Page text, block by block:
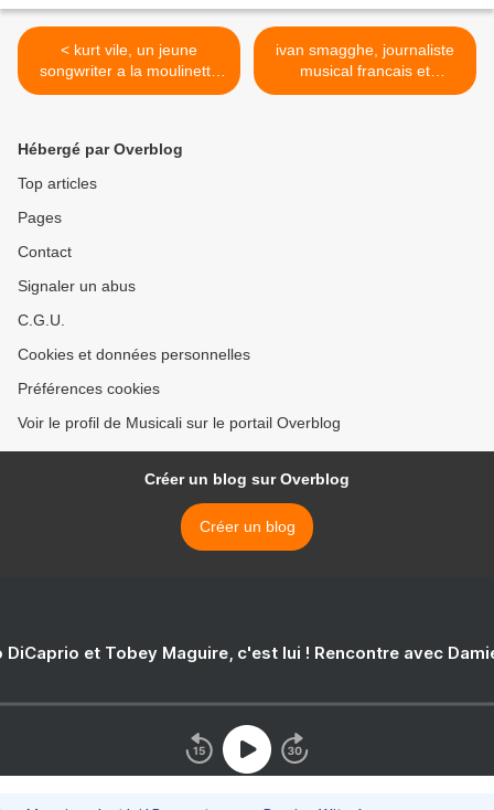
< kurt vile, un jeune
songwriter a la moulinette
minimaliste du lo-fi
ivan smagghe, journaliste
musical francais et
prestations de dj >
Hébergé par Overblog
Top articles
Pages
Contact
Signaler un abus
C.G.U.
Cookies et données personnelles
Préférences cookies
Voir le profil de Musicali sur le portail Overblog
Créer un blog sur Overblog
Créer un blog
DiCaprio et Tobey Maguire, c'est lui ! Rencontre avec